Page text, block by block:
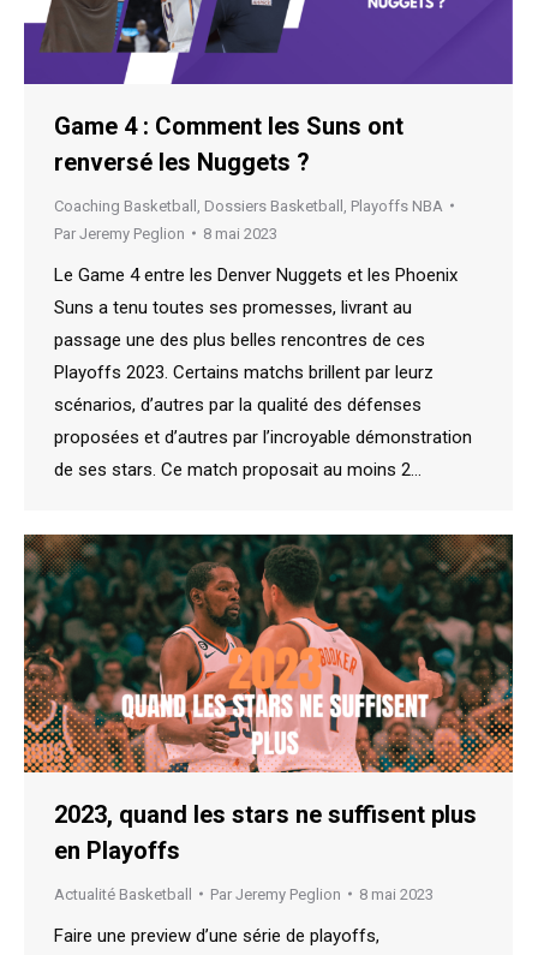
Game 4 : Comment les Suns ont
renversé les Nuggets ?
Coaching Basketball Dossiers Basketball
Playoffs NBA
Par Jeremy Peglion 8 mai 2023
Le Game 4 entre les Denver Nuggets et les Phoenix
Suns a tenu toutes ses promesses, livrant au
passage une des plus belles rencontres de ces
Playoffs 2023. Certains matchs brillent par leurz
scénarios, d’autres par la qualité des défenses
proposées et d’autres par l’incroyable démonstration
de ses stars. Ce match proposait au moins 2…
2023, quand les stars ne suffisent plus
en Playoffs
Actualité Basketball Par Jeremy Peglion 8 mai 2023
Faire une preview d’une série de playoffs,